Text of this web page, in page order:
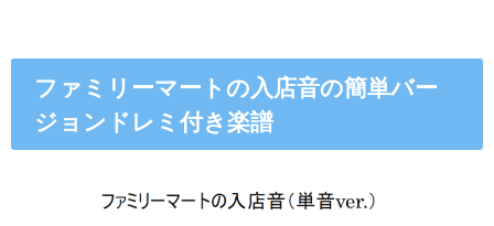
ファミリーマートの入店音の簡単バー
ジョンドレミ付き楽譜